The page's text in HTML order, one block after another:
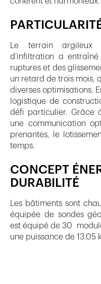
Le terrain
d’infiltration a
ruptures et des
un retard de trois mois,
diverses optimisations.
logistique de
défi particulier. Grâce
une communication
prenantes, le
temps.
CONCEPT
DURABILITÉ
Les bâtiments sont
équipée de sondes
est équipé de 30
une puissance de 13.05